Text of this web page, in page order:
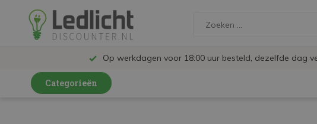
Op werkdagen voor 18:00 uur besteld, dezelfde dag
Categorieën